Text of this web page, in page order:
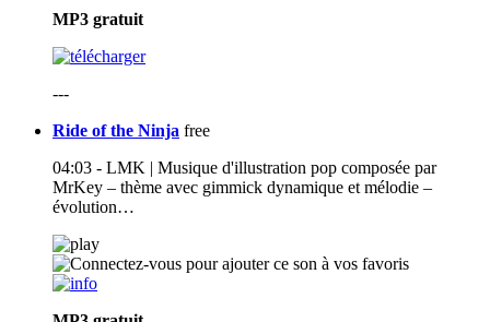
MP3 gratuit
---
Ride of the Ninja free
04:03 - LMK | Musique d'illustration pop composée par
MrKey – thème avec gimmick dynamique et mélodie –
évolution…